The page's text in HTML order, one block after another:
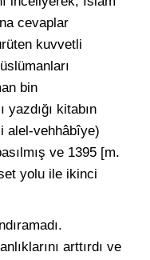
cevaplar
kuvvetli
bin
kitabın
alel-vehhâbîye)
ve 1395 [m.
yolu ile ikinci
arttırdı ve